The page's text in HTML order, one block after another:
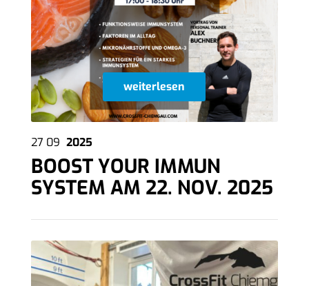
weiterlesen
27 09 2025
BOOST YOUR IMMUN
SYSTEM AM 22. NOV. 2025